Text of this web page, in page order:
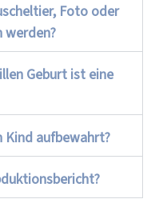
Foto oder
werden?
Geburt ist eine
Kind aufbewahrt?